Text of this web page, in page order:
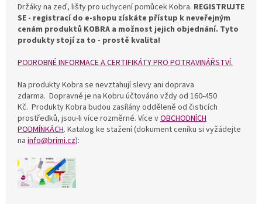
Držáky na zeď, lišty pro uchycení pomůcek Kobra. REGISTRUJTE
SE - registrací do e-shopu získáte přístup k neveřejným
cenám produktů KOBRA a možnost jejich objednání. Tyto
produkty stojí za to - prostě kvalita!
PODROBNÉ INFORMACE A CERTIFIKÁTY PRO POTRAVINÁŘSTVÍ.
Na produkty Kobra se nevztahují slevy ani doprava
zdarma. Dopravné je na Kobru účtováno vždy od 160-450
Kč. Produkty Kobra budou zasílány odděleně od čisticích
prostředků, jsou-li více rozměrné. Více vOBCHODNÍCH
PODMÍNKÁCH. Katalog ke stažení (dokument ceníku si vyžádejte
na info@brimi.cz):